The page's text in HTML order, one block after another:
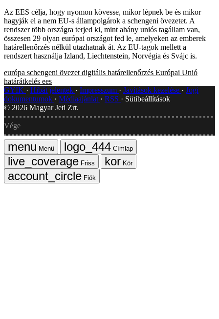
Az EES célja, hogy nyomon kövesse, mikor lépnek be és mikor
hagyják el a nem EU-s állampolgárok a schengeni övezetet. A
rendszer több országra terjed ki, mint ahány uniós tagállam van,
összesen 29 olyan európai országot fed le, amelyeken az emberek
határellenőrzés nélkül utazhatnak át. Az EU-tagok mellett a
rendszert használja Izland, Liechtenstein, Norvégia és Svájc is.
európa schengeni övezet digitális határellenőrzés Európai Unió
határátkelés ees
GYIK
Hibát jelentek Impresszum Javítások kezelése
Jogi
dokumentumok
Médiaajánlat RSS
Sütibeállítások
© 2026 Magyar Jeti Zrt.
Vége
Menü
Címlap
Friss
Kör
Fiók